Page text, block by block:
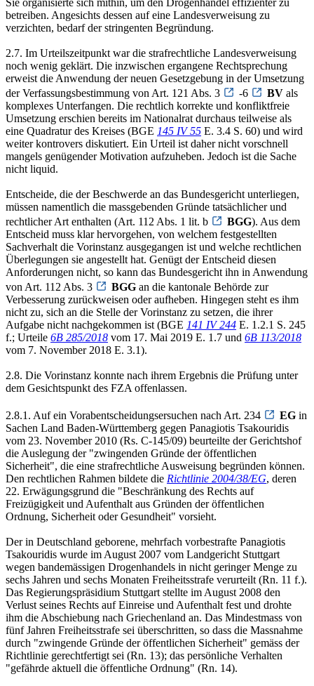
betreiben. Angesichts dessen auf eine Landesverweisung zu
verzichten, bedarf der stringenten Begründung.
2.7. Im Urteilszeitpunkt war die strafrechtliche Landesverweisung
noch wenig geklärt. Die inzwischen ergangene Rechtsprechung
erweist die Anwendung der neuen Gesetzgebung in der Umsetzung
der Verfassungsbestimmung von Art. 121 Abs. 3
-6 BV als
komplexes Unterfangen. Die rechtlich korrekte und konfliktfreie
Umsetzung erschien bereits im Nationalrat durchaus teilweise als
eine Quadratur des Kreises (BGE 145 IV 55 E. 3.4 S. 60) und wird
weiter kontrovers diskutiert. Ein Urteil ist daher nicht vorschnell
mangels genügender Motivation aufzuheben. Jedoch ist die Sache
nicht liquid.
Entscheide, die der Beschwerde an das Bundesgericht unterliegen,
müssen namentlich die massgebenden Gründe tatsächlicher und
rechtlicher Art enthalten (Art. 112 Abs. 1 lit. b
BGG). Aus dem
Entscheid muss klar hervorgehen, von welchem festgestellten
Sachverhalt die Vorinstanz ausgegangen ist und welche rechtlichen
Überlegungen sie angestellt hat. Genügt der Entscheid diesen
Anforderungen nicht, so kann das Bundesgericht ihn in Anwendung
von Art. 112 Abs. 3
BGG an die kantonale Behörde zur
Verbesserung zurückweisen oder aufheben. Hingegen steht es ihm
nicht zu, sich an die Stelle der Vorinstanz zu setzen, die ihrer
Aufgabe nicht nachgekommen ist (BGE 141 IV 244 E. 1.2.1 S. 245
f.; Urteile 6B 285/2018 vom 17. Mai 2019 E. 1.7 und 6B 113/2018
vom 7. November 2018 E. 3.1).
2.8. Die Vorinstanz konnte nach ihrem Ergebnis die Prüfung unter
dem Gesichtspunkt des FZA offenlassen.
2.8.1. Auf ein Vorabentscheidungsersuchen nach Art. 234 EG in
Sachen Land Baden-Württemberg gegen Panagiotis Tsakouridis
vom 23. November 2010 (Rs. C-145/09) beurteilte der Gerichtshof
die Auslegung der "zwingenden Gründe der öffentlichen
Sicherheit", die eine strafrechtliche Ausweisung begründen können.
Den rechtlichen Rahmen bildete die Richtlinie 2004/38/EG, deren
22. Erwägungsgrund die "Beschränkung des Rechts auf
Freizügigkeit und Aufenthalt aus Gründen der öffentlichen
Ordnung, Sicherheit oder Gesundheit" vorsieht.
Der in Deutschland geborene, mehrfach vorbestrafte Panagiotis
Tsakouridis wurde im August 2007 vom Landgericht Stuttgart
wegen bandemässigen Drogenhandels in nicht geringer Menge zu
sechs Jahren und sechs Monaten Freiheitsstrafe verurteilt (Rn. 11 f.).
Das Regierungspräsidium Stuttgart stellte im August 2008 den
Verlust seines Rechts auf Einreise und Aufenthalt fest und drohte
ihm die Abschiebung nach Griechenland an. Das Mindestmass von
fünf Jahren Freiheitsstrafe sei überschritten, so dass die Massnahme
durch "zwingende Gründe der öffentlichen Sicherheit" gemäss der
Richtlinie gerechtfertigt sei (Rn. 13); das persönliche Verhalten
"gefährde aktuell die öffentliche Ordnung" (Rn. 14).